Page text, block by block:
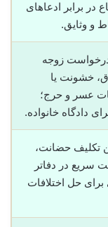
در برابر ادعاهای
و وثایق.
زوجه
خشونت یا
عسر و حرج؛
دادگاه خانواده.
تکلیف حضانت،
سریع در دفاتر
حل اختلافات